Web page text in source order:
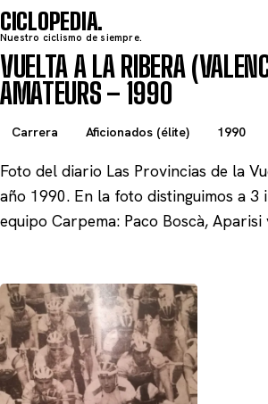
CICLOPEDIA
Nuestro ciclismo de siempre.
VUELTA A LA RIBERA
AMATEURS – 1990
Carrera Aficionados (élite) 1990
Foto del diario Las Provincias de la
año 1990. En la foto distinguimos a 3
equipo Carpema: Paco Boscà, Aparisi